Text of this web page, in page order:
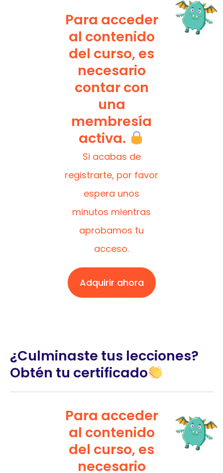
Para acceder
al contenido
del curso, es
necesario
contar con
una
membresía
activa.
Si acabas de
registrarte, por favor
espera unos
minutos mientras
aprobamos tu
acceso.
Adquirir ahora
¿Culminaste tus lecciones?
Obtén tu certificado
Para acceder
al contenido
del curso, es
necesario